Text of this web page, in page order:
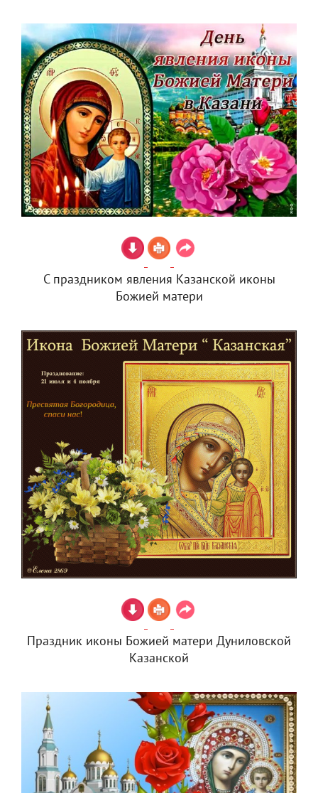
С праздником явления Казанской иконы
Божией матери
Праздник иконы Божией матери Дуниловской
Казанской